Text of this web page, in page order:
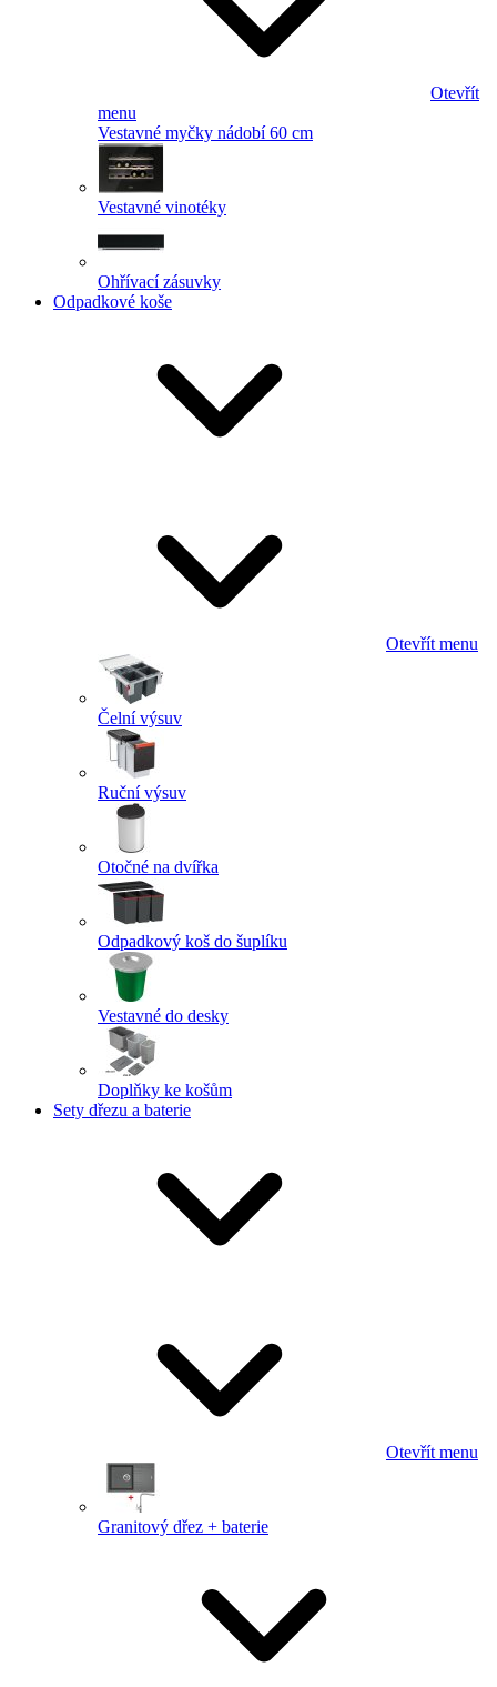
Otevřít
menu
Vestavné myčky nádobí 60 cm
Vestavné vinotéky
Ohřívací zásuvky
Odpadkové koše
Otevřít menu
Čelní výsuv
Ruční výsuv
Otočné na dvířka
Odpadkový koš do šuplíku
Vestavné do desky
Doplňky ke košům
Sety dřezu a baterie
Otevřít menu
Granitový dřez + baterie